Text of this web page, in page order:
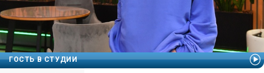
ГОСТЬ В СТУДИИ